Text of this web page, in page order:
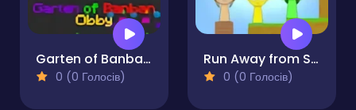
Garten of Banban Obby
0 (0 Голосів)
Run Away from Sprunki Eater
0 (0 Голосів)